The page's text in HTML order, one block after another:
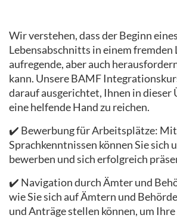
Wir verstehen, dass der Beginn
Lebensabschnitts in einem fremden
aufregende, aber auch
kann. Unsere BAMF
darauf ausgerichtet, Ihnen in dieser
eine helfende Hand zu reichen.
✔️ Bewerbung für Arbeitsplätze: Mit
Sprachkenntnissen können Sie sich
bewerben und sich erfolgreich
✔️ Navigation durch Ämter und
wie Sie sich auf Ämtern und
und Anträge stellen können, um